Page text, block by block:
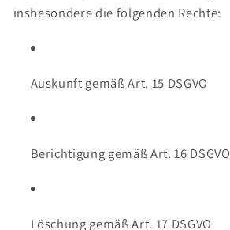
insbesondere die folgenden Rechte:
Auskunft gemäß Art. 15 DSGVO
Berichtigung gemäß Art. 16 DSGVO
Löschung gemäß Art. 17 DSGVO